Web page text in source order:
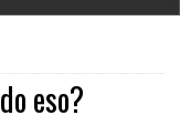
eso?